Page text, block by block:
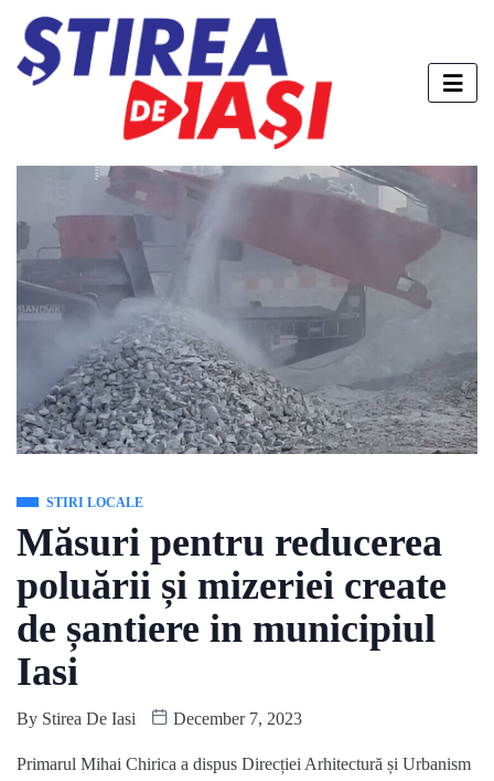
STIRI LOCALE
Măsuri pentru reducerea
poluării și mizeriei create
de șantiere in municipiul
Iasi
By Stirea De Iasi December 7, 2023
Primarul Mihai Chirica a dispus Direcției Arhitectură și Urbanism